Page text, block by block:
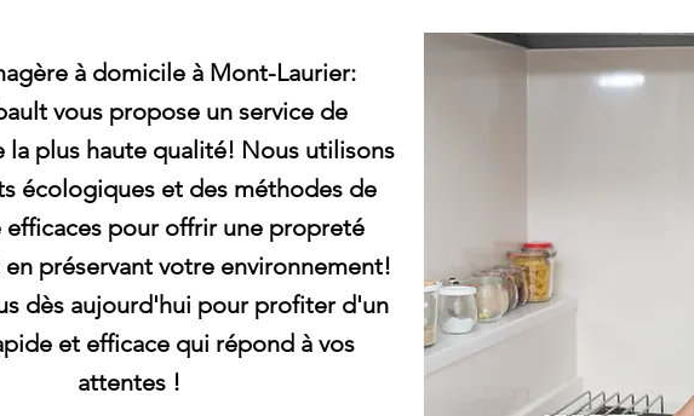
à domicile à Mont-Laurier:
vous propose un service de
la plus haute qualité! Nous utilisons
écologiques et des méthodes de
efficaces pour offrir une propreté
préservant votre environnement!
dès aujourd'hui pour profiter d'un
et efficace qui répond à vos
attentes !